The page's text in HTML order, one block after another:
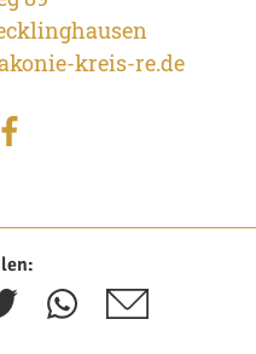
kreis-re.de